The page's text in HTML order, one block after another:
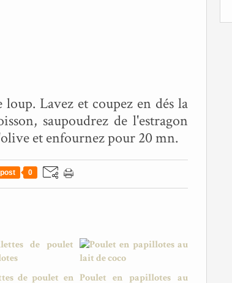
Lavez et coupez en dés la
saupoudrez de l'estragon
et enfournez pour 20 mn.
0
de poulet en Poulet en papillotes au